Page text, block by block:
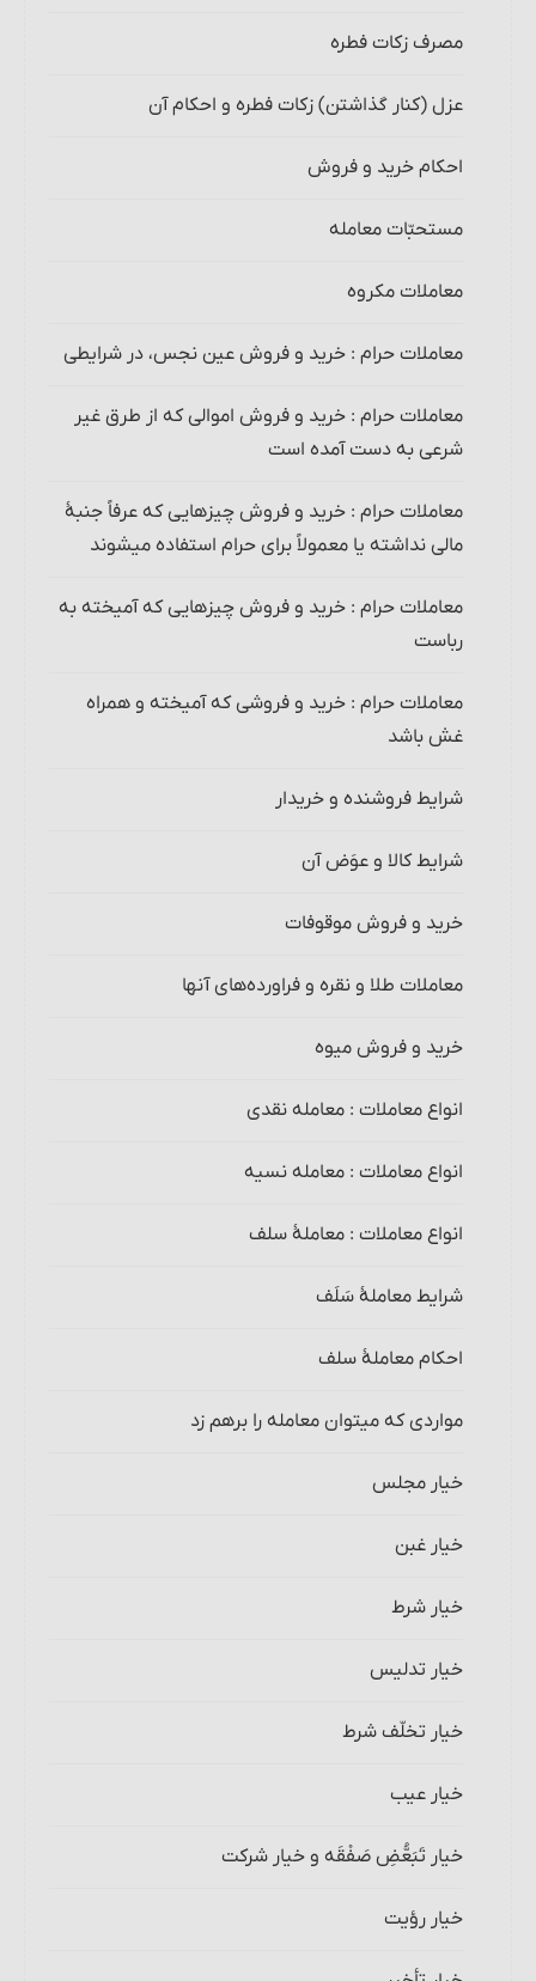
مصرف زکات فطره
عزل (کنار گذاشتن) زکات فطره و احکام آن
احکام خرید و فروش‏
مستحبّات معامله
معاملات مکروه
معاملات حرام‏ : خرید و فروش عین نجس، در شرایطی
معاملات حرام‏ : خرید و فروش اموالی که از طرق غیر
شرعی به دست آمده است
معاملات حرام‏ : خرید و فروش چیزهایی که عرفاً جنبۀ
مالی نداشته یا معمولاً برای حرام استفاده می‏شوند
معاملات حرام‏ : خرید و فروش چیزهایی که آمیخته به
رباست
معاملات حرام‏ : خرید و فروشی که آمیخته و همراه
غش باشد
شرایط فروشنده و خریدار
شرایط کالا و عوَض آن
خرید و فروش موقوفات
معاملات طلا و نقره و فراورده‌های آنها‏
خرید و فروش میوه‏
انواع معاملات‏ : معامله نقدی
انواع معاملات‏ : معامله نسیه
انواع معاملات‏ : معاملۀ سلف‏
شرایط معاملۀ سَلَف
احکام معاملۀ سلف
مواردی که می‏توان معامله را برهم زد
خیار مجلس
خیار غبن
خیار شرط
خیار تدلیس
خیار تخلّف شرط
خیار عیب
خیار تَبَعُّضِ صَفْقَه و خیار شرکت
خیار رؤیت